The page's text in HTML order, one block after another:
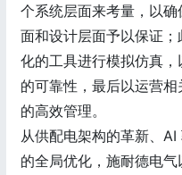
个系统层面来考量，以
面和设计层面予以保证
化的工具进行模拟仿真
的可靠性，最后以运营
的高效管理。
从供配电架构的革新、
的全局优化，施耐德电